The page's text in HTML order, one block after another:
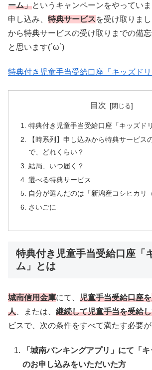
ーム」というキャンペーンをやってい
申し込み、 特典サービスを受け取りま
から特典サービスの受け取りまでの備
と思います(´ω`)
特典付き児童手当受給口座「キッズド
目次
特典付き児童手当受給口座「キッズド
【時系列】申し込みから特典サービス
で、どれくらい？
結局、いつ届く？
選べる特典サービス
自分が選んだのは「新潟産コシヒカリ
さいごに
特典付き児童手当受給口座「
ム」とは
城南信用金庫にて、 児童手当受給口座を
人 、または、 継続して児童手当を受給
ビスで、次の条件をすべて満たす必要が
「城南バンキングアプリ」にて「キ
のお申し込みをいただいた方